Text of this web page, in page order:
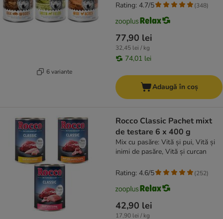
6 variante
77,90 lei
32,45 lei / kg
74,01 lei
Rating: 4.7/5 (348)
Adaugă în coș
Rocco Classic Pachet mixt
de testare 6 x 400 g
Mix cu pasăre: Vită și pui, Vită și
inimi de pasăre, Vită și curcan
42,90 lei
17,90 lei / kg
Rating: 4.6/5 (252)